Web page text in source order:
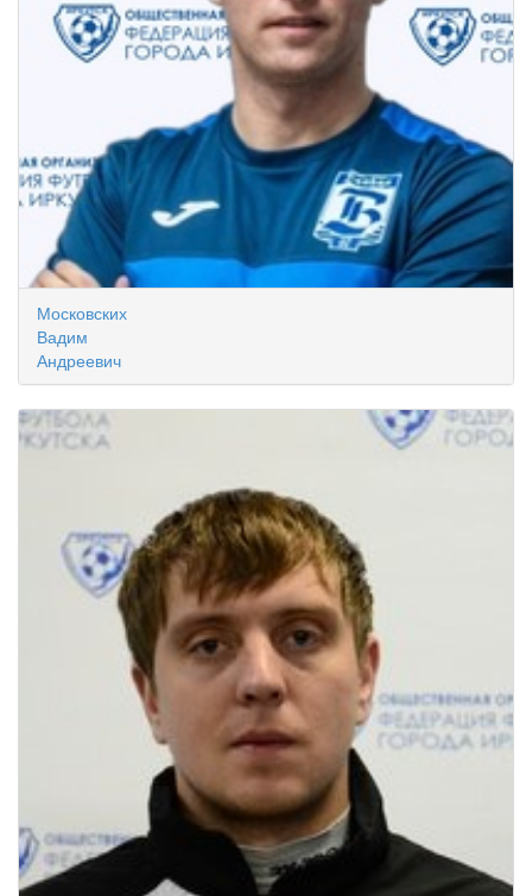
Московских
Вадим
Андреевич